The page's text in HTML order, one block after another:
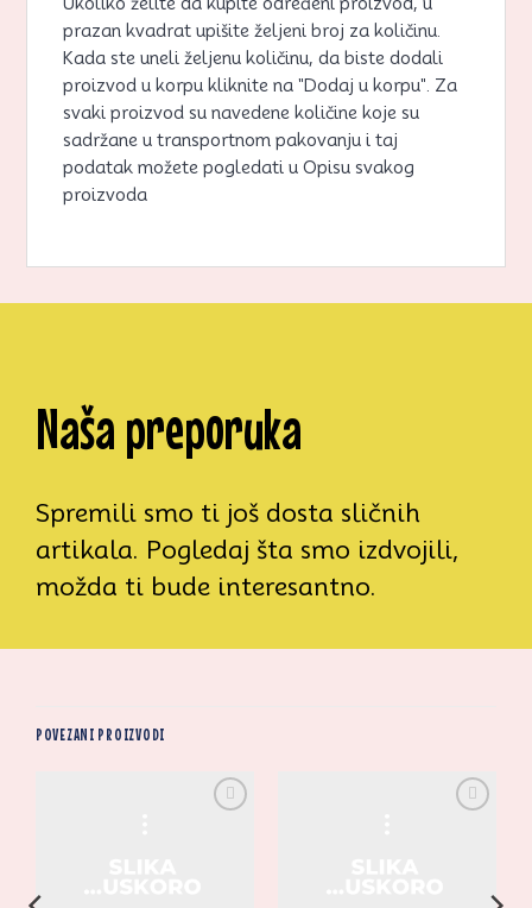
prazan kvadrat upišite željeni broj za količinu.
Kada ste uneli željenu količinu, da biste dodali
proizvod u korpu kliknite na "Dodaj u korpu". Za
svaki proizvod su navedene količine koje su
sadržane u transportnom pakovanju i taj
podatak možete pogledati u Opisu svakog
proizvoda
Naša preporuka
Spremili smo ti još dosta sličnih
artikala. Pogledaj šta smo izdvojili,
možda ti bude interesantno.
POVEZANI PROIZVODI